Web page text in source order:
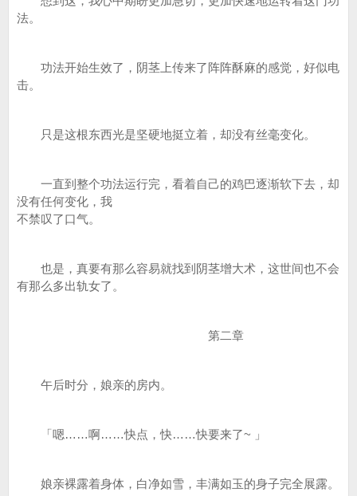
法。
功法开始生效了，阴茎上传来了阵阵酥麻的感觉，好似电
击。
只是这根东西光是坚硬地挺立着，却没有丝毫变化。
一直到整个功法运行完，看着自己的鸡巴逐渐软下去，却
没有任何变化，我
不禁叹了口气。
也是，真要有那么容易就找到阴茎增大术，这世间也不会
有那么多出轨女了。
第二章
午后时分，娘亲的房内。
「嗯……啊……快点，快……快要来了~ 」
娘亲裸露着身体，白净如雪，丰满如玉的身子完全展露。